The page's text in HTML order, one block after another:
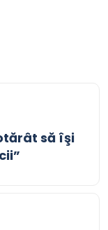
să îşi